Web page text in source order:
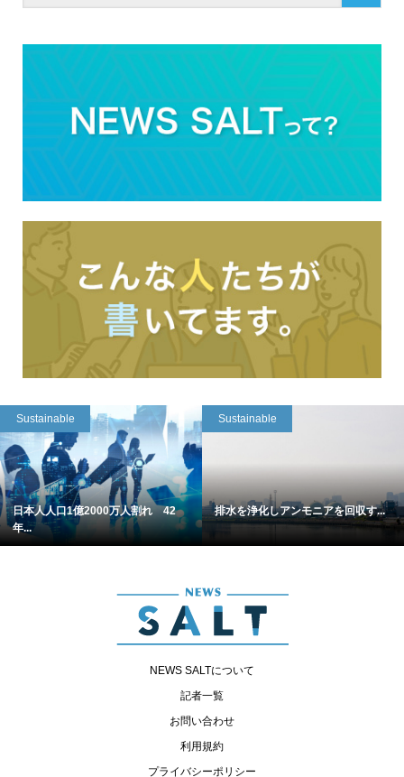
Sustainable
日本人人口1億2000万人割れ 42
年...
Sustainable
排水を浄化しアンモニアを回収す...
NEWS SALTについて
記者一覧
お問い合わせ
利用規約
プライバシーポリシー